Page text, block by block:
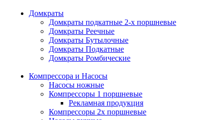
Домкраты
Домкраты подкатные 2-х поршневые
Домкраты Реечные
Домкраты Бутылочные
Домкраты Подкатные
Домкраты Ромбические
Компрессора и Насосы
Насосы ножные
Компрессоры 1 поршневые
Рекламная продукция
Компрессоры 2х поршневые